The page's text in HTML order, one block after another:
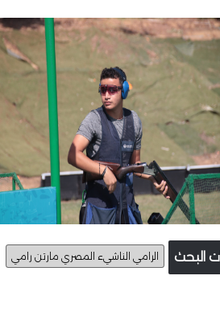
البحث الرامي الناشيء المصري مارتن رامي